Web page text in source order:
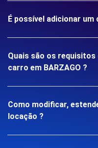
É possível adicionar
Quais são os requisitos
carro em BARZAGO ?
Como modificar,
locação ?